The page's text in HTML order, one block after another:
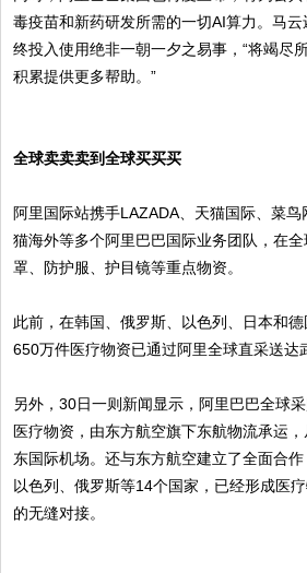
毒疫苗和新药研发所需的一切AI算力。马
终投入使用绝非一朝一夕之易事，“将竭尽
积累提供更多帮助。”
全球卖卖卖到全球买买买
阿里国际站携手LAZADA、天猫国际、菜
猫海外等多个阿里巴巴国际业务团队，在
罩、防护服、护目镜等重点物资。
此前，在韩国、俄罗斯、以色列、日本和
650万件医疗物资已通过阿里全球直采送达
另外，30日一则新闻显示，阿里巴巴全球
医疗物资，由东方航空旗下东航物流承运
东国际机场。还与东方航空建立了全面合作
以色列、俄罗斯等14个国家，已经形成医
的无缝对接。